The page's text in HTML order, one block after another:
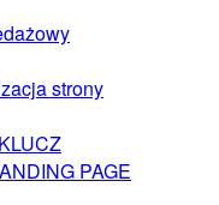
strony
PAGE